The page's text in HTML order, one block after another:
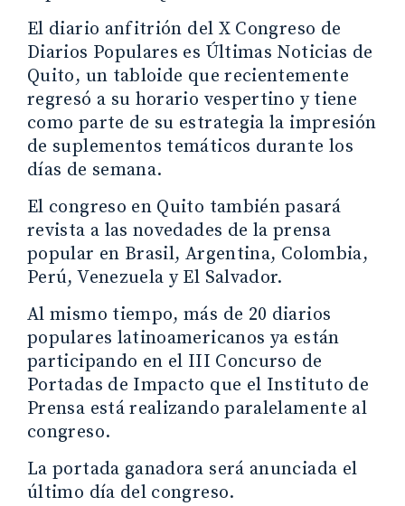
El diario anfitrión del X Congreso de
Diarios Populares es Últimas Noticias de
Quito, un tabloide que recientemente
regresó a su horario vespertino y tiene
como parte de su estrategia la impresión
de suplementos temáticos durante los
días de semana.
El congreso en Quito también pasará
revista a las novedades de la prensa
popular en Brasil, Argentina, Colombia,
Perú, Venezuela y El Salvador.
Al mismo tiempo, más de 20 diarios
populares latinoamericanos ya están
participando en el III Concurso de
Portadas de Impacto que el Instituto de
Prensa está realizando paralelamente al
congreso.
La portada ganadora será anunciada el
último día del congreso.